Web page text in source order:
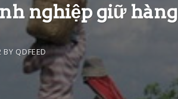
nghiệp giữ
BY QDFEED